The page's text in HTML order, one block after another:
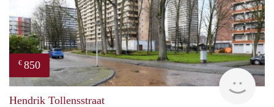
€ 850
Hendrik Tollensstraat